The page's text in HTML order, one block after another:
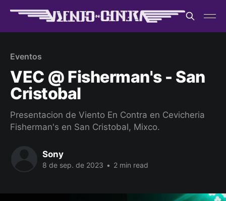
Eventos
VEC @ Fisherman's - San
Cristobal
Presentacion de Viento En Contra en Cevicheria
Fisherman's en San Cristobal, Mixco.
Sony
8 de sep. de 2023 • 2 min read